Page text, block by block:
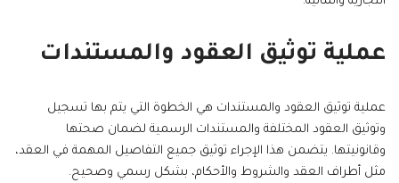
عملية توثيق العقود والمستندات
عملية توثيق العقود والمستندات هي الخطوة التي يتم بها تسجيل
وتوثيق العقود المختلفة والمستندات الرسمية لضمان صحتها
وقانونيتها. يتضمن هذا الإجراء توثيق جميع التفاصيل المهمة في العقد،
مثل أطراف العقد والشروط والأحكام، بشكل رسمي وصحيح.